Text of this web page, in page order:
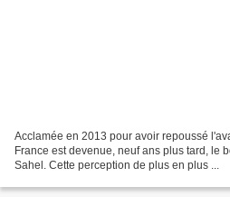
Acclamée en 2013 pour avoir repoussé
France est devenue, neuf ans plus tard, le
Sahel. Cette perception de plus en plus ...